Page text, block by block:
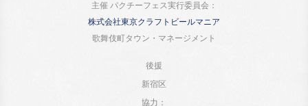
主催 パクチーフェス実行委員会：
株式会社東京クラフトビールマニア
歌舞伎町タウン・マネージメント
後援
新宿区
協力：